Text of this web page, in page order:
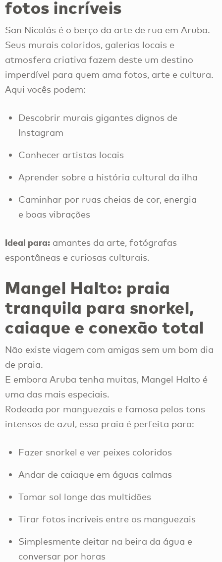
fotos incríveis
San Nicolás é o berço da arte de rua em Aruba.
Seus murais coloridos, galerias locais e
atmosfera criativa fazem deste um destino
imperdível para quem ama fotos, arte e cultura.
Aqui vocês podem:
Descobrir murais gigantes dignos de
Instagram
Conhecer artistas locais
Aprender sobre a história cultural da ilha
Caminhar por ruas cheias de cor, energia
e boas vibrações
Ideal para: amantes da arte, fotógrafas
espontâneas e curiosas culturais.
Mangel Halto: praia
tranquila para snorkel,
caiaque e conexão total
Não existe viagem com amigas sem um bom dia
de praia.
E embora Aruba tenha muitas, Mangel Halto é
uma das mais especiais.
Rodeada por manguezais e famosa pelos tons
intensos de azul, essa praia é perfeita para:
Fazer snorkel e ver peixes coloridos
Andar de caiaque em águas calmas
Tomar sol longe das multidões
Tirar fotos incríveis entre os manguezais
Simplesmente deitar na beira da água e
conversar por horas